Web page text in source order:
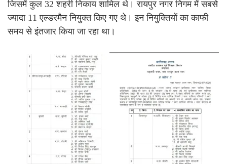
जिसमें कुल 32 शहरी निकाय शामिल थे। रायपुर नगर निगम में सबसे
ज्यादा 11 एल्डरमैन नियुक्त किए गए थे। इन नियुक्तियों का काफी
समय से इंतजार किया जा रहा था।